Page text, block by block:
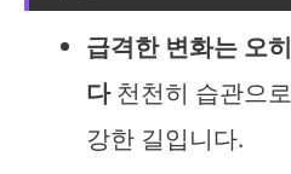
급격한 변화는 오
다천천히 습관으
강한 길입니다.